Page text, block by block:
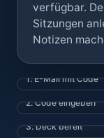
verfügbar.
Sitzungen
Notizen
1. E-Mail mit Code
2. Code eingeben
3. Deck bereit